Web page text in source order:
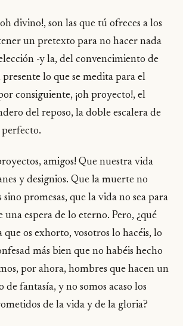
divino!, son las que tú ofreces a los
un pretexto para no hacer nada
-y la, del convencimiento de
presente lo que se medita para el
consiguiente, ¡oh proyecto!, el
del reposo, la doble escalera de
perfecto.
amigos! Que nuestra vida
y designios. Que la muerte no
promesas, que la vida no sea para
una espera de lo eterno. Pero, ¿qué
que os exhorto, vosotros lo hacéis, lo
más bien que no habéis hecho
por ahora, hombres que hacen un
de fantasía, y no somos acaso los
de la vida y de la gloria?